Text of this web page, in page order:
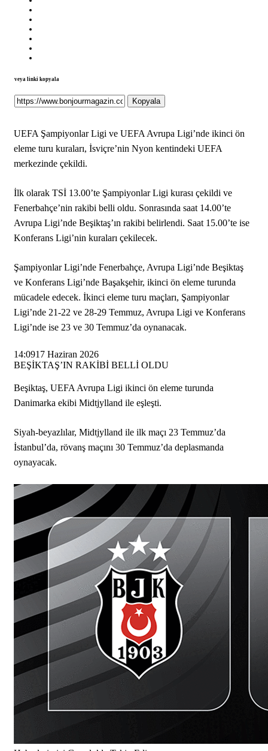
veya linki kopyala
Kopyala
UEFA Şampiyonlar Ligi ve UEFA Avrupa Ligi’nde ikinci ön
eleme turu kuraları, İsviçre’nin Nyon kentindeki UEFA
merkezinde çekildi.
İlk olarak TSİ 13.00’te Şampiyonlar Ligi kurası çekildi ve
Fenerbahçe’nin rakibi belli oldu. Sonrasında saat 14.00’te
Avrupa Ligi’nde Beşiktaş’ın rakibi belirlendi. Saat 15.00’te ise
Konferans Ligi’nin kuraları çekilecek.
Şampiyonlar Ligi’nde Fenerbahçe, Avrupa Ligi’nde Beşiktaş
ve Konferans Ligi’nde Başakşehir, ikinci ön eleme turunda
mücadele edecek. İkinci eleme turu maçları, Şampiyonlar
Ligi’nde 21-22 ve 28-29 Temmuz, Avrupa Ligi ve Konferans
Ligi’nde ise 23 ve 30 Temmuz’da oynanacak.
14:0917 Haziran 2026
BEŞİKTAŞ’IN RAKİBİ BELLİ OLDU
Beşiktaş, UEFA Avrupa Ligi ikinci ön eleme turunda
Danimarka ekibi Midtjylland ile eşleşti.
Siyah-beyazlılar, Midtjylland ile ilk maçı 23 Temmuz’da
İstanbul’da, rövanş maçını 30 Temmuz’da deplasmanda
oynayacak.